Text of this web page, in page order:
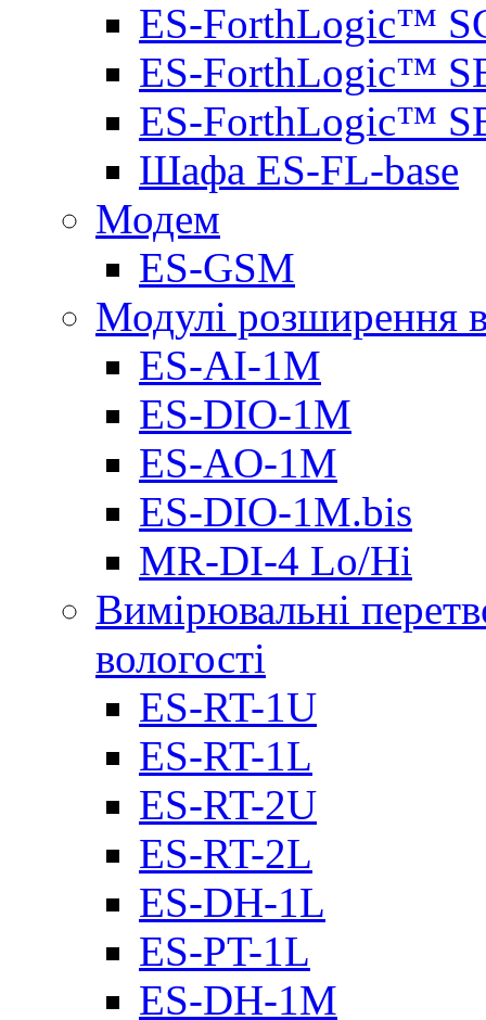
ES-ForthLogic™
ES-ForthLogic™
ES-ForthLogic™
Шафа ES-FL-base
Модем
ES-GSM
Модулі розширення
ES-AI-1M
ES-DIO-1М
ES-AO-1М
ES-DIO-1M.bis
MR-DI-4 Lo/Hi
Вимірювальні
вологості
ES-RT-1U
ES-RT-1L
ES-RT-2U
ES-RT-2L
ES-DH-1L
ES-PT-1L
ES-DH-1M